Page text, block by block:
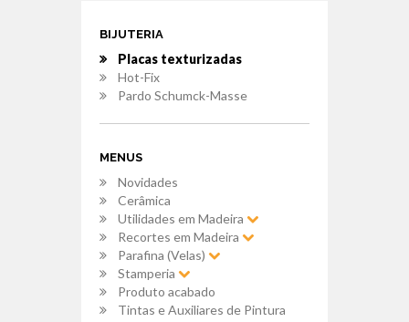
BIJUTERIA
Placas texturizadas
Hot-Fix
Pardo Schumck-Masse
MENUS
Novidades
Cerâmica
Utilidades em Madeira
Recortes em Madeira
Parafina (Velas)
Stamperia
Produto acabado
Tintas e Auxiliares de Pintura